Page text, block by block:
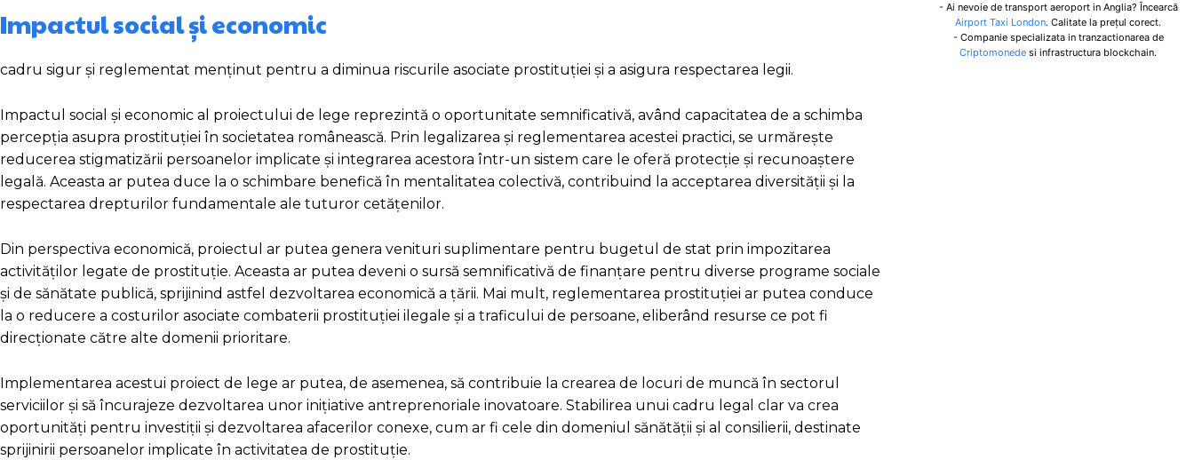
Impactul social și economic
cadru sigur și reglementat menținut pentru a diminua riscurile asociate prostituției și a asigura respectarea legii.
Impactul social și economic al proiectului de lege reprezintă o oportunitate semnificativă, având capacitatea de a schimba
percepția asupra prostituției în societatea românească. Prin legalizarea și reglementarea acestei practici, se urmărește
reducerea stigmatizării persoanelor implicate și integrarea acestora într-un sistem care le oferă protecție și recunoaștere
legală. Aceasta ar putea duce la o schimbare benefică în mentalitatea colectivă, contribuind la acceptarea diversității și la
respectarea drepturilor fundamentale ale tuturor cetățenilor.
Din perspectiva economică, proiectul ar putea genera venituri suplimentare pentru bugetul de stat prin impozitarea
activităților legate de prostituție. Aceasta ar putea deveni o sursă semnificativă de finanțare pentru diverse programe sociale
și de sănătate publică, sprijinind astfel dezvoltarea economică a țării. Mai mult, reglementarea prostituției ar putea conduce
la o reducere a costurilor asociate combaterii prostituției ilegale și a traficului de persoane, eliberând resurse ce pot fi
direcționate către alte domenii prioritare.
Implementarea acestui proiect de lege ar putea, de asemenea, să contribuie la crearea de locuri de muncă în sectorul
serviciilor și să încurajeze dezvoltarea unor inițiative antreprenoriale inovatoare. Stabilirea unui cadru legal clar va crea
oportunități pentru investiții și dezvoltarea afacerilor conexe, cum ar fi cele din domeniul sănătății și al consilierii, destinate
sprijinirii persoanelor implicate în activitatea de prostituție.
- Ai nevoie de transport aeroport in Anglia? Încearcă
Airport Taxi London. Calitate la prețul corect.
- Companie specializata in tranzactionarea de
Criptomonede si infrastructura blockchain.